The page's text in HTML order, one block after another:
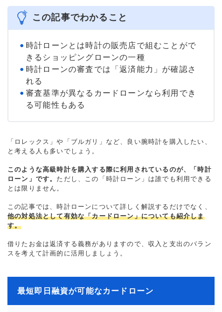
資信託・個人年金・国債販売も取り扱った金融商品のプ
ロ。
＞＞公式ページ
この記事でわかること
時計ローンとは時計の販売店で組むことがで
きるショッピングローンの一種
時計ローンの審査では「返済能力」が確認さ
れる
審査基準が異なるカードローンなら利用でき
る可能性もある
「ロレックス」や「ブルガリ」など、良い腕時計を購入したい、
と考える人も多いでしょう。
このような高級時計を購入する際に利用されているのが、「時計
ローン」です。 ただし、この「時計ローン」は誰でも利用できる
とは限りません。
この記事では、時計ローンについて詳しく解説するだけでなく、
他の対処法として有効な「カードローン」についても紹介しま
す。
借りたお金は返済する義務がありますので、収入と支出のバラン
スを考えて計画的に活用しましょう。
最短即日融資が可能なカードローン